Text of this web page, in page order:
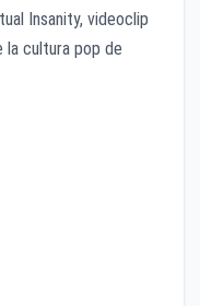
Insanity, videoclip
la cultura pop de